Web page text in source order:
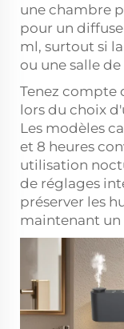
une chambre
pour un
ml, surtout si
ou une salle
Tenez compte
lors du choix
Les modèles
et 8 heures
utilisation
de réglages
préserver les
maintenant un